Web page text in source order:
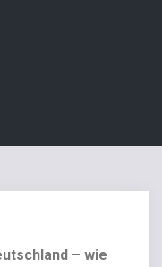
– wie